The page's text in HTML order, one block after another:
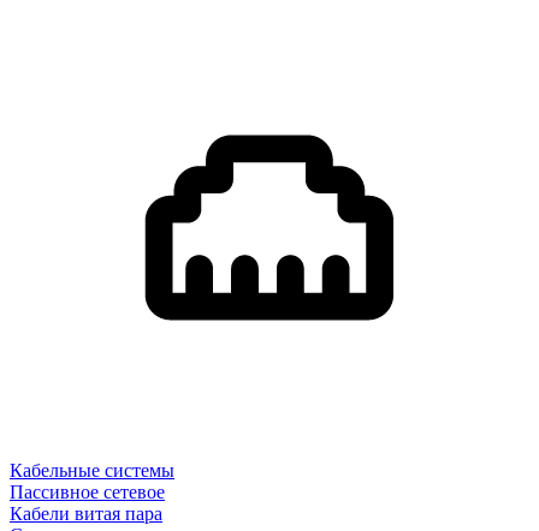
Кабельные системы
Пассивное сетевое
Кабели витая пара